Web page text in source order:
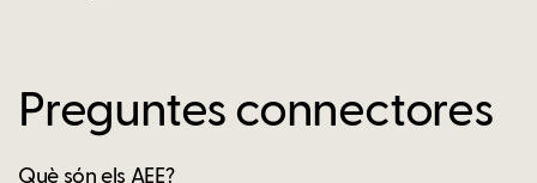
Preguntes connectores
Què són els AEE?